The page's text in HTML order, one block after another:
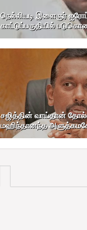
நெல்லியடி இளைஞர்
காட்டுப்பகுதியில்
சஜித்தின் வாய்தான்
மஹிந்தானந்த